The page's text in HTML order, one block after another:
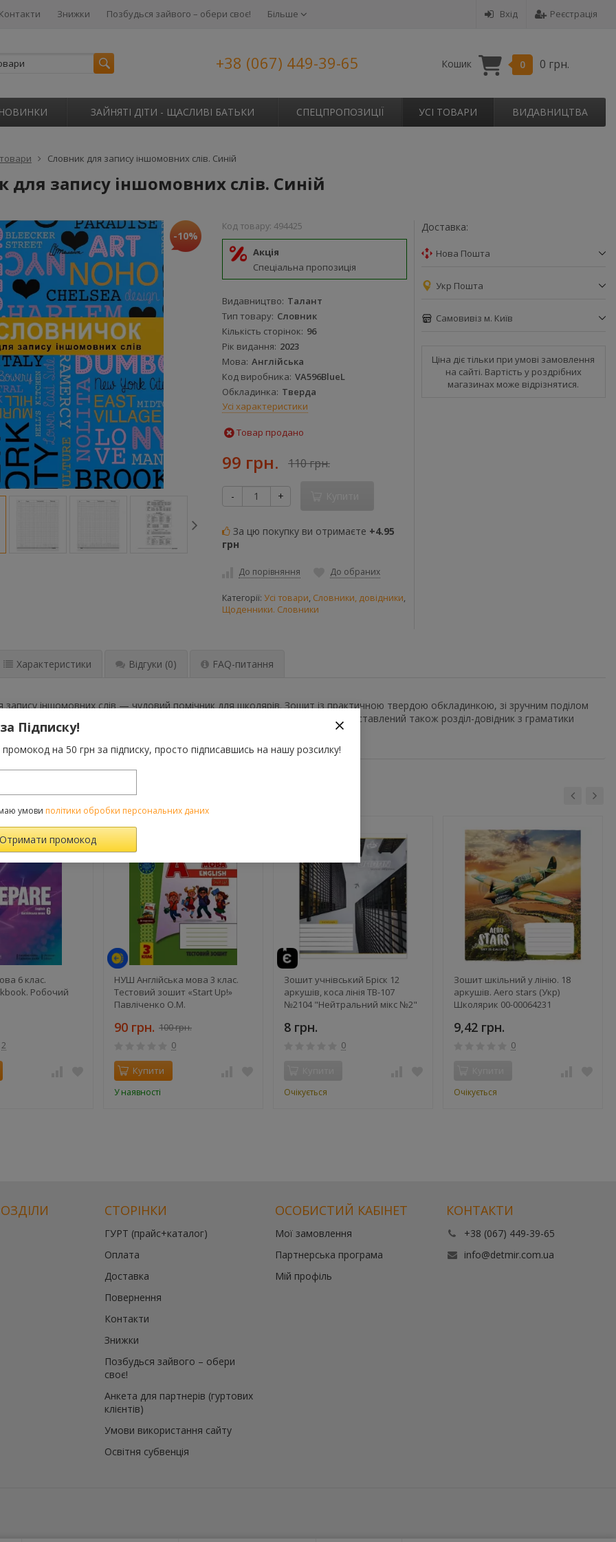
Вхід Реєстрація
Контакти Знижки Позбудься зайвого – обери своє! Більше
+38 (067) 449-39-65 Кошик 0 0 грн.
НОВИНКИ ЗАЙНЯТІ ДІТИ - ЩАСЛИВІ БАТЬКИ СПЕЦПРОПОЗИЦІЇ УСІ ТОВАРИ ВИДАВНИЦТВА
товари Словник для запису іншомовних слів. Синій
для запису іншомовних слів. Синій
-10%
Код товару: 494425
Акція
Спеціальна пропозиція
Видавництво Талант
Тип товару Словник
Кількість сторінок 96
Рік видання 2023
Мова Англійська
Код виробника VA596BlueL
Обкладинка Тверда
Усі характеристики
Товар продано
99 грн. 110 грн.
- +
За цю покупку ви отримаєте +4.95
грн
До порівняння До обраних
Категорії: Усі товари, Словники, довідники,
Щоденники. Словники
Доставка:
Нова Пошта
Укр Пошта
Самовивіз м. Київ
Ціна діє тільки при умові замовлення
на сайті. Вартість у роздрібних
магазинах може відрізнятися.
Характеристики Відгуки (0) FAQ-питання
запису іншомовних слів — чудовий помічник для школярів. Зошит із практичною твердою обкладинкою, зі зручним поділом
дитині довго і допоможе у вивченні іноземних мов. У словнику представлений також розділ-довідник з граматики
німецької мов.
ТАКОЖ КУПУЮТЬ
PROMOCODE
6 клас.
Робочий
2
НУШ Англійська мова 3 клас.
Тестовий зошит «Start Up!»
Павліченко О.М.
90 грн. 100 грн.
0
Купити
У наявності
Зошит учнівський Бріск 12
аркушів, коса лінія ТВ-107
№2104 "Нейтральний мікс №2"
8 грн.
0
Очікується
Зошит шкільний у лінію. 18
аркушів. Aero stars (Укр)
Школярик 00-00064231
9,42 грн.
0
Очікується
СТОРІНКИ
ГУРТ (прайс+каталог)
Оплата
Доставка
Повернення
Контакти
Знижки
Позбудься зайвого – обери
своє!
Анкета для партнерів (гуртових
клієнтів)
Умови використання сайту
Освітня субвенція
ОСОБИСТИЙ КАБІНЕТ
Мої замовлення
Партнерська програма
Мій профіль
КОНТАКТИ
+38 (067) 449-39-65
info@detmir.com.ua
Підписку!
на 50 грн за підписку, просто підписавшись на нашу розсилку!
умови політики обробки персональних даних